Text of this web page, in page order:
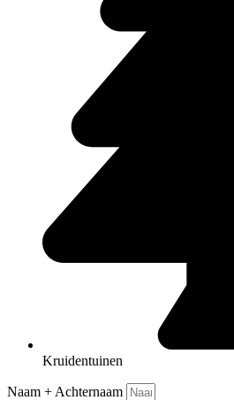
Kruidentuinen
Naam + Achternaam